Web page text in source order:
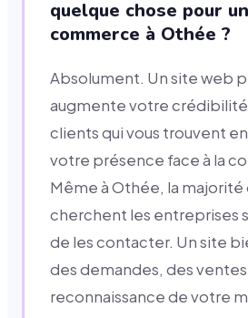
quelque chose pour un
commerce à Othée ?
Absolument. Un site web
augmente votre
clients qui vous trouvent
votre présence face à la
Même à Othée, la majorité
cherchent les entreprises
de les contacter. Un site
des demandes, des
reconnaissance de votre